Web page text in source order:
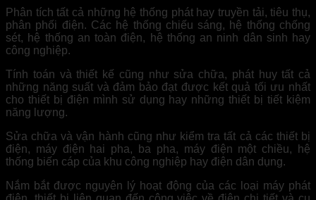
Phân tích tất cả những hệ thống phát hay truyền tải, tiêu thụ,
phân phối điện. Các hệ thống chiếu sáng, hệ thống chống
sét, hệ thống an toàn điện, hệ thống an ninh dân sinh hay
công nghiệp.
Tính toán và thiết kế cũng như sửa chữa, phát huy tất cả
những năng suất và đảm bảo đạt được kết quả tối ưu nhất
cho thiết bị điện mình sử dụng hay những thiết bị tiết kiệm
năng lượng.
Sửa chữa và vận hành cũng như kiểm tra tất cả các thiết bị
điện, máy điện hai pha, ba pha, máy điện một chiều, hệ
thống biến cáp của khu công nghiệp hay điện dân dụng.
Nắm bắt được nguyên lý hoạt động của các loại máy phát